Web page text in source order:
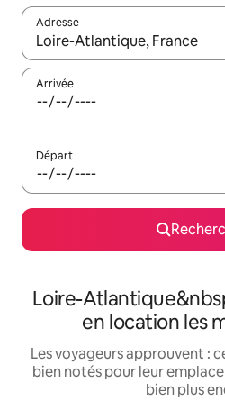
Adresse
Lorsque les résultats
Arrivée
Départ
Loire-
en location les
Les voyageurs approuvent :
bien notés pour leur
bien plus